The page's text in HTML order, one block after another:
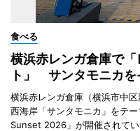
食べる
横浜赤レンガ倉庫で
ト」 サンタモニカ
横浜赤レンガ倉庫（横浜市中
西海岸「サンタモニカ」をテ
Sunset 2026」が開催されてい